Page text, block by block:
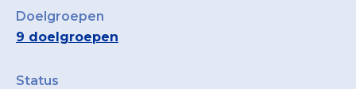
Doelgroepen
9 doelgroepen
Status